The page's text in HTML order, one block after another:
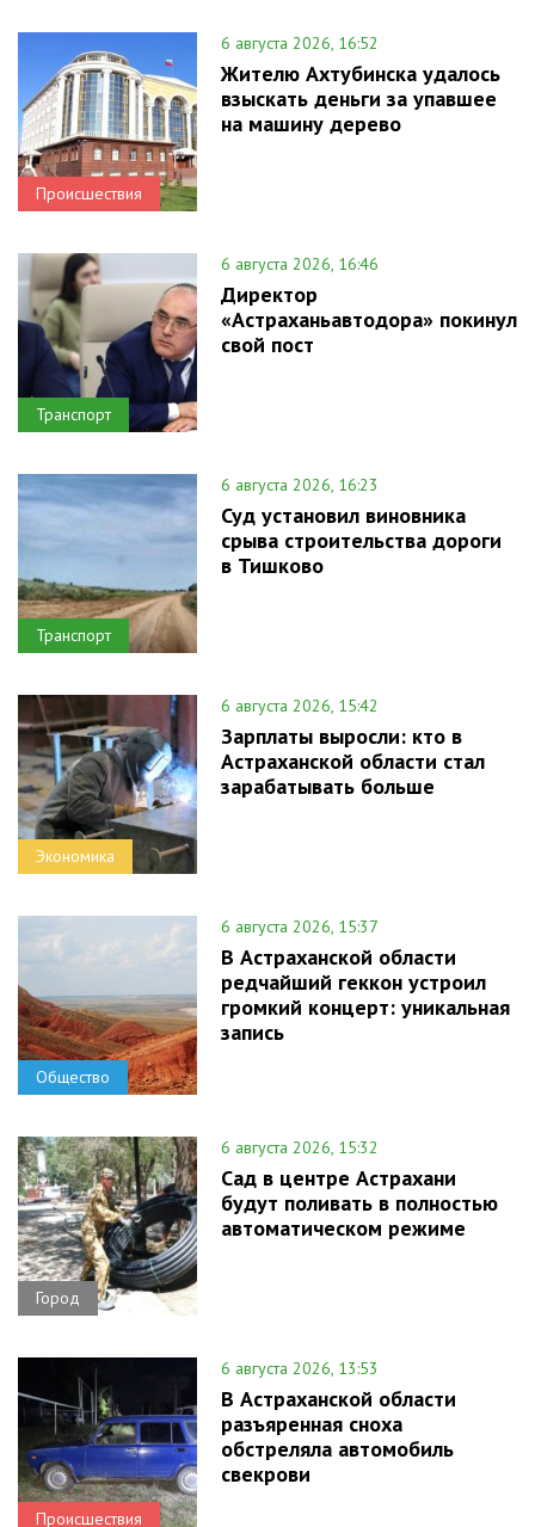
Происшествия
6 августа 2026, 16:52
Жителю Ахтубинска удалось
взыскать деньги за упавшее
на машину дерево
Транспорт
6 августа 2026, 16:46
Директор
«Астраханьавтодора» покинул
свой пост
Транспорт
6 августа 2026, 16:23
Суд установил виновника
срыва строительства дороги
в Тишково
Экономика
6 августа 2026, 15:42
Зарплаты выросли: кто в
Астраханской области стал
зарабатывать больше
Общество
6 августа 2026, 15:37
В Астраханской области
редчайший геккон устроил
громкий концерт: уникальная
запись
Город
6 августа 2026, 15:32
Сад в центре Астрахани
будут поливать в полностью
автоматическом режиме
Происшествия
6 августа 2026, 13:53
В Астраханской области
разъяренная сноха
обстреляла автомобиль
свекрови